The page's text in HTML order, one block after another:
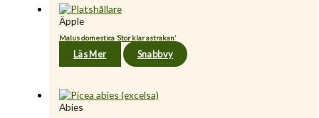
Äpple
Malus domestica ’Stor klar astrakan’
Läs Mer Snabbvy
Abies